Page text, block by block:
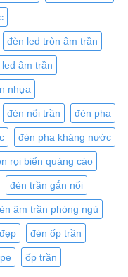
đèn led tròn âm trần
âm trần
nhựa
đèn nổi trần đèn pha
đèn pha kháng nước
rọi biển quảng cáo
đèn trần gắn nổi
âm trần phòng ngủ
đèn ốp trần
ốp trần